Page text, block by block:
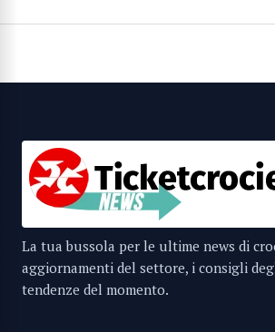
La tua bussola per le ultime news di
aggiornamenti del settore, i consigli
tendenze del momento.